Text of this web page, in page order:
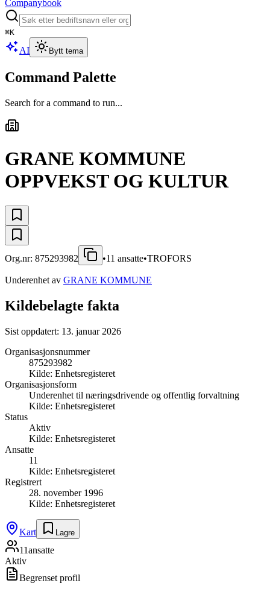
Companybook
⌘K
AI Bytt tema
Command Palette
Search for a command to run...
GRANE KOMMUNE
OPPVEKST OG KULTUR
Org.nr: 875293982 •11 ansatte•TROFORS
Underenhet av GRANE KOMMUNE
Kildebelagte fakta
Sist oppdatert: 13. januar 2026
Organisasjonsnummer
875293982
Kilde: Enhetsregisteret
Organisasjonsform
Underenhet til næringsdrivende og offentlig forvaltning
Kilde: Enhetsregisteret
Status
Aktiv
Kilde: Enhetsregisteret
Ansatte
11
Kilde: Enhetsregisteret
Registrert
28. november 1996
Kilde: Enhetsregisteret
Kart Lagre
11ansatte
Aktiv
Begrenset profil